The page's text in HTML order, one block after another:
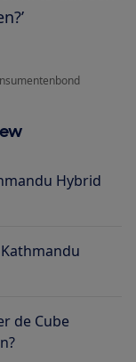
Hybrid
de Cube